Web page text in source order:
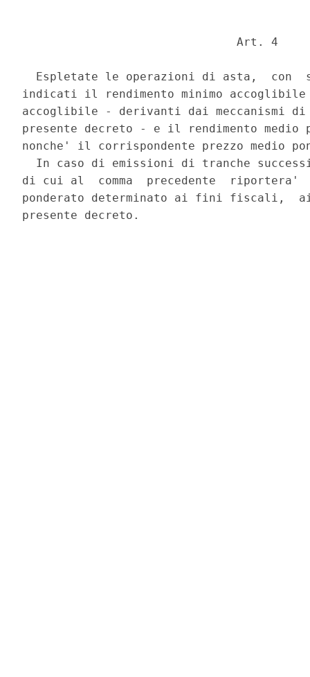
                               Art. 4
Espletate le operazioni di asta,  con
indicati il rendimento minimo
accoglibile - derivanti dai meccanismi
presente decreto - e il rendimento medio
nonche' il corrispondente prezzo medio
In caso di emissioni di tranche
di cui al  comma  precedente
ponderato determinato ai fini fiscali,